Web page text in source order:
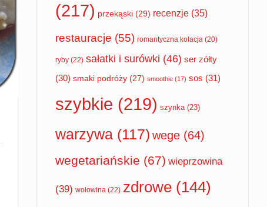
(217) przekąski(29) recenzje(35)
restauracje (55) romantyczna kolacja (20)
ryby(22) sałatki i surówki (46) ser zółty
(30) smaki podróży(27) smoothie(17) sos (31)
szybkie (219) szynka(23)
warzywa(117) wege(64)
wegetariańskie (67) wieprzowina
(39) wołowina(22) zdrowe(144)